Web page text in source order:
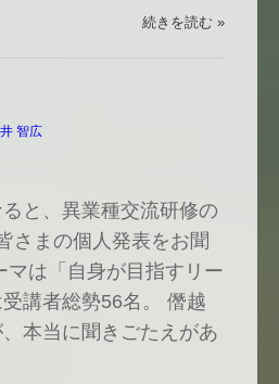
続きを読む »
智広
と、異業種交流研修の
さまの個人発表をお聞
マは「自身が目指すリー
講者総勢56名。 僭越
本当に聞きごたえがあ